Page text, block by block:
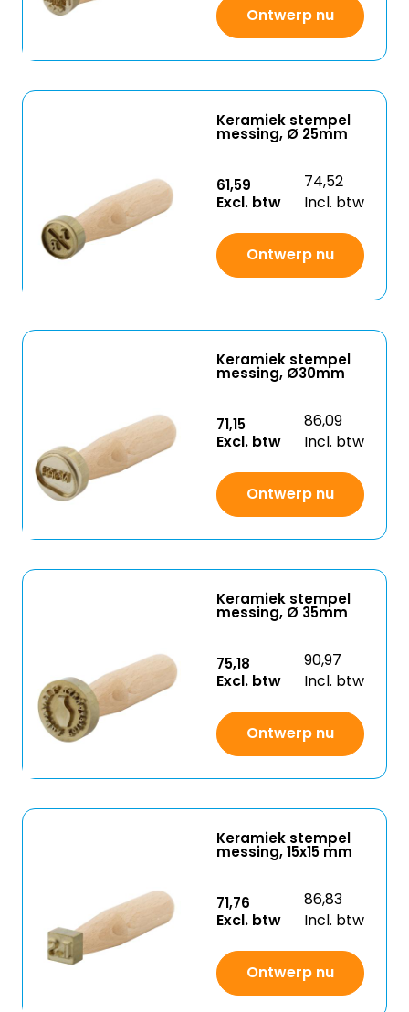
Ontwerp nu
Keramiek stempel
messing, Ø 25mm
61,59
Excl. btw
74,52
Incl. btw
Ontwerp nu
Keramiek stempel
messing, Ø30mm
71,15
Excl. btw
86,09
Incl. btw
Ontwerp nu
Keramiek stempel
messing, Ø 35mm
75,18
Excl. btw
90,97
Incl. btw
Ontwerp nu
Keramiek stempel
messing, 15x15 mm
71,76
Excl. btw
86,83
Incl. btw
Ontwerp nu